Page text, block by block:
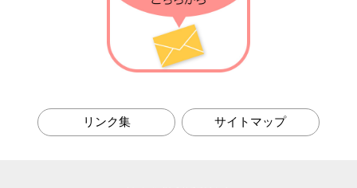
第10回 骨粗しょう症の話
第8回 免疫進化の話
第5回 マクロファージの話
リンク集 サイトマップ